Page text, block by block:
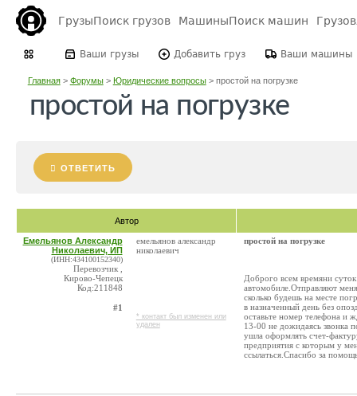
ГрузыПоиск грузов МашиныПоиск машин
Ваши грузы Добавить груз Ваши машины
Главная> Форумы> Юридические вопросы> простой на погрузке
простой на погрузке
ОТВЕТИТЬ
Автор
Емельянов Александр
Николаевич, ИП
(ИНН:434100152340)
Перевозчик ,
Кирово-Чепецк
Код:211848
#1
емельянов александр
николаевич
* контакт был изменен или
удален
простой на погрузке
Доброго всем времяни
автомобиле.Отправляют
сколько будешь на месте
в назначенный день без
оставьте номер телефона и
13-00 не дожидаясь звонка
ушла оформлять счет-
предприятия с которым у
ссылаться.Спасибо за